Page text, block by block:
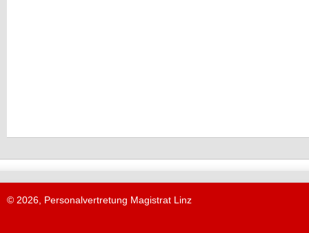
© 2026, Personalvertretung Magistrat Linz